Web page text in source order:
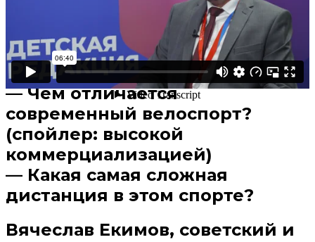
— Три золотых медали – три
разных эмоции. Почему третье
олимпийское золото пришлось
ждать восемь лет?
— Чем отличается
современный велоспорт?
(спойлер: высокой
коммерциализацией)
— Какая самая сложная
дистанция в этом спорте?
Вячеслав Екимов, советский и